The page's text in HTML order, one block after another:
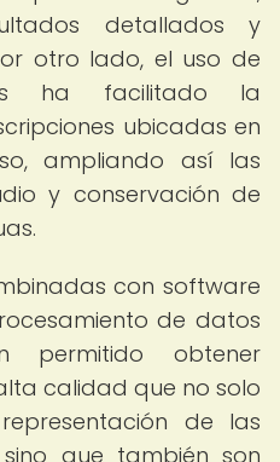
detallados y
otro lado, el uso de
ha facilitado la
ubicadas en
ampliando así las
y conservación de
con software
de datos
permitido obtener
calidad que no solo
de las
sino que también son